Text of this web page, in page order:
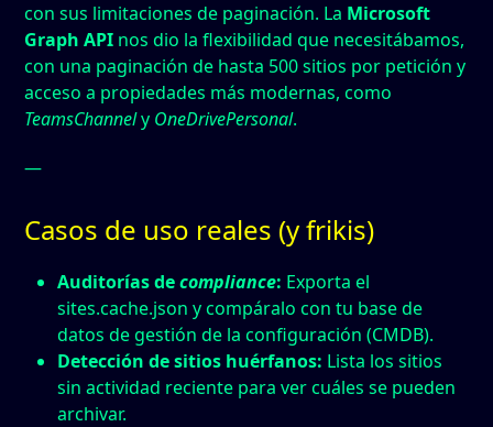
con sus limitaciones de paginación. La Microsoft
Graph API nos dio la flexibilidad que necesitábamos,
con una paginación de hasta 500 sitios por petición y
acceso a propiedades más modernas, como
TeamsChannely OneDrivePersonal.
—
Casos de uso reales (y frikis)
Auditorías decompliance: Exporta el
sites.cache.json y compáralo con tu base de
datos de gestión de la configuración (CMDB).
Detección de sitios huérfanos: Lista los sitios
sin actividad reciente para ver cuáles se pueden
archivar.